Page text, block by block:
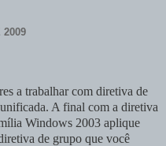
2009
a trabalhar com diretiva de
A final com a diretiva
Windows 2003 aplique
de grupo que você